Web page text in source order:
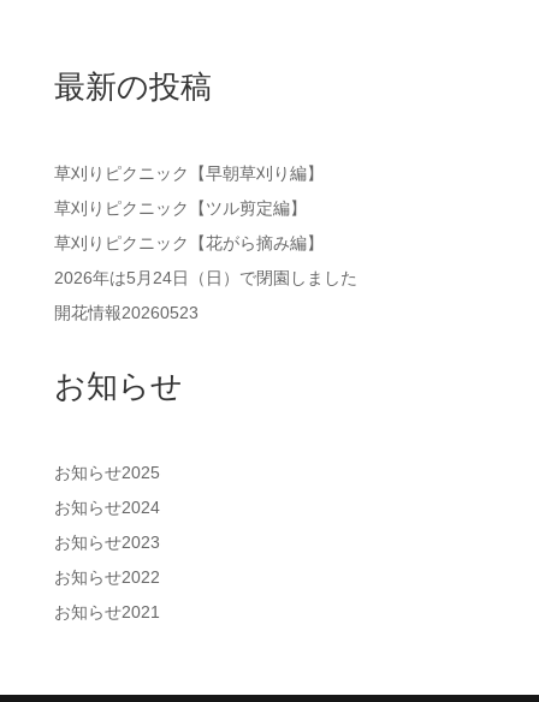
最新の投稿
草刈りピクニック【早朝草刈り編】
草刈りピクニック【ツル剪定編】
草刈りピクニック【花がら摘み編】
2026年は5月24日（日）で閉園しました
開花情報20260523
お知らせ
お知らせ2025
お知らせ2024
お知らせ2023
お知らせ2022
お知らせ2021